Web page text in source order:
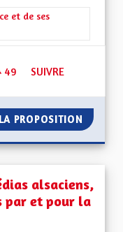
L'attractivité
et de ses
49 49 ABONNÉS
SUIVRE
PROPOSITION POUR
alsaciens,
par et pour la